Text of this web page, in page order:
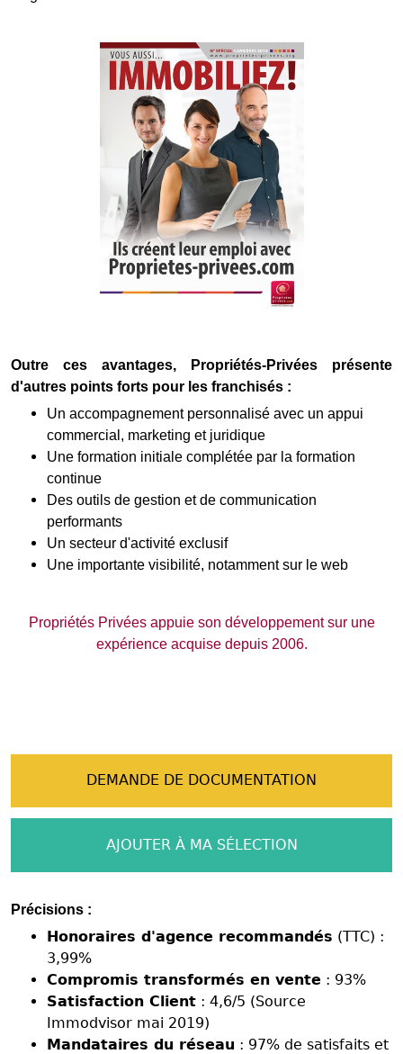
Outre ces avantages, Propriétés-Privées présente
d'autres points forts pour les franchisés :
Un accompagnement personnalisé avec un appui
commercial, marketing et juridique
Une formation initiale complétée par la formation
continue
Des outils de gestion et de communication
performants
Un secteur d'activité exclusif
Une importante visibilité, notamment sur le web
Propriétés Privées appuie son développement sur une
expérience acquise depuis 2006.
DEMANDE DE DOCUMENTATION
AJOUTER À MA SÉLECTION
Précisions :
Honoraires d'agence recommandés (TTC) :
3,99%
Compromis transformés en vente : 93%
Satisfaction Client : 4,6/5 (Source
Immodvisor mai 2019)
Mandataires du réseau : 97% de satisfaits et